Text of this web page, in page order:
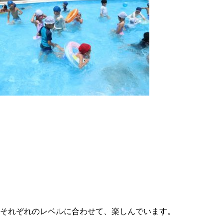
それぞれのレベルに合わせて、楽しんでいます。